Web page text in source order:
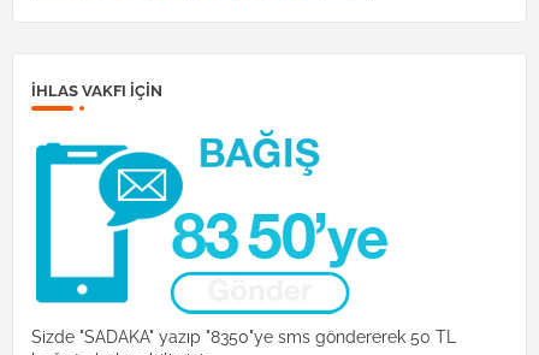
İHLAS VAKFI IÇIN
Sizde "SADAKA" yazıp "8350"ye sms göndererek 50 TL